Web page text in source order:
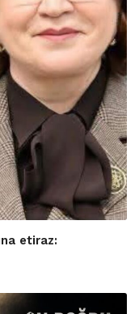
etiraz: